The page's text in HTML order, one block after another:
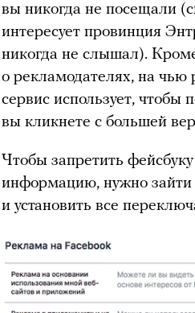
вы никогда не посещали
интересует провинция
никогда не слышал).
о рекламодателях, на чью
сервис использует, чтобы
вы кликнете с большей
Чтобы запретить
информацию, нужно зайти
и установить все